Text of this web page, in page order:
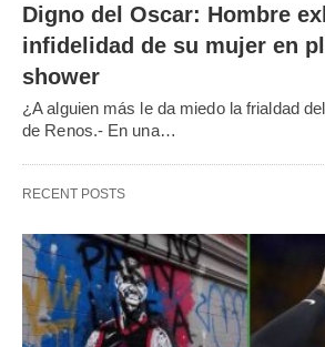
Digno del Oscar: Hombre
infidelidad de su mujer en
shower
¿A alguien más le da miedo la frialdad
de Renos.- En una…
RECENT POSTS